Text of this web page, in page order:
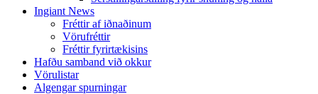
Ingiant News
Fréttir af iðnaðinum
Vörufréttir
Fréttir fyrirtækisins
Hafðu samband við okkur
Vörulistar
Algengar spurningar